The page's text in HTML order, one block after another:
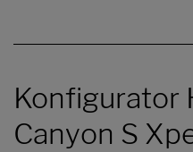
Konfigurator
Canyon S